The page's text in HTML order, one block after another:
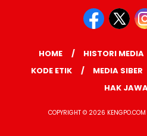
HOME HISTORI MEDIA
KODE ETIK
MEDIA SIBER
HAK
COPYRIGHT © 2026